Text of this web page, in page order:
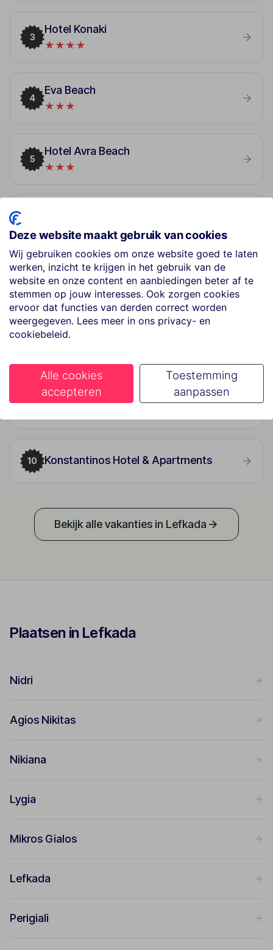
3
Hotel Konaki
★★★★
4
Eva Beach
★★★
5
Hotel Avra Beach
★★★
★★★★
7
Athos Hotel
★★
Hotel Appartments Lefko
9
Villa Kazazis
10 Konstantinos Hotel & Apartments
Bekijk alle vakanties in Lefkada
Plaatsen in Lefkada
Nidri
Agios Nikitas
Nikiana
Lygia
Mikros Gialos
Lefkada
Perigiali
Deze website maakt gebruik van cookies
Wij gebruiken cookies om onze website goed te laten
werken, inzicht te krijgen in het gebruik van de
website en onze content en aanbiedingen beter af te
stemmen op jouw interesses. Ook zorgen cookies
ervoor dat functies van derden correct worden
weergegeven. Lees meer in ons privacy- en
cookiebeleid.
Alle cookies
accepteren
Toestemming
aanpassen